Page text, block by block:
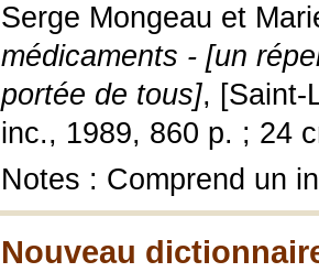
Serge Mongeau et
médicaments - [un
portée de tous], [Saint-
inc., 1989, 860 p. ; 24
Notes : Comprend un
Nouveau